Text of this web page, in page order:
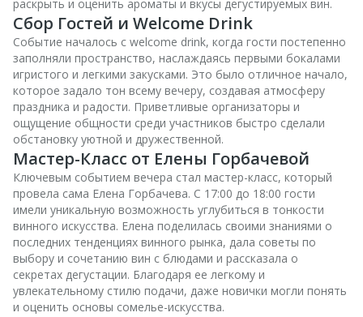
раскрыть и оценить ароматы и вкусы дегустируемых вин.
Сбор Гостей и Welcome Drink
Событие началось с welcome drink, когда гости постепенно
заполняли пространство, наслаждаясь первыми бокалами
игристого и легкими закусками. Это было отличное начало,
которое задало тон всему вечеру, создавая атмосферу
праздника и радости. Приветливые организаторы и
ощущение общности среди участников быстро сделали
обстановку уютной и дружественной.
Мастер-Класс от Елены Горбачевой
Ключевым событием вечера стал мастер-класс, который
провела сама Елена Горбачева. С 17:00 до 18:00 гости
имели уникальную возможность углубиться в тонкости
винного искусства. Елена поделилась своими знаниями о
последних тенденциях винного рынка, дала советы по
выбору и сочетанию вин с блюдами и рассказала о
секретах дегустации. Благодаря ее легкому и
увлекательному стилю подачи, даже новички могли понять
и оценить основы сомелье-искусства.